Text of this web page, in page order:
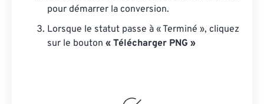
pour démarrer la conversion.
Lorsque le statut passe à « Terminé », cliquez
sur le bouton « Télécharger PNG »